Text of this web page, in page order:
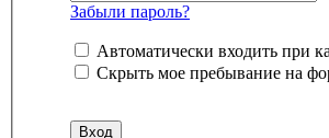
Забыли пароль?
Автоматически входить при
Скрыть мое пребывание на